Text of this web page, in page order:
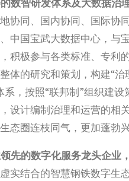
数智研发体系及大数据治理
协同、国内协同、国际协
中国宝武大数据中心，与
积极参与各类标准、专利
体的研究和策划，构建“
，按照“联邦制”组织建
设计编制治理和运营的相
态圈连枝同气，更加蓬勃兴
先的数字化服务龙头企业
实结合的智慧钢铁数字生